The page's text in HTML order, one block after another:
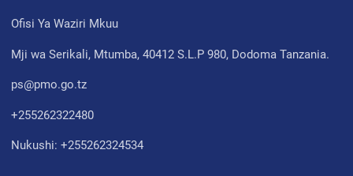
Ofisi Ya Waziri Mkuu
Mji wa Serikali, Mtumba, 40412 S.L.P 980, Dodoma Tanzania.
ps@pmo.go.tz
+255262322480
Nukushi: +255262324534